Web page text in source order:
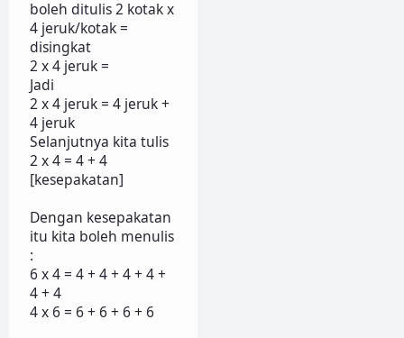
boleh ditulis 2 kotak x
4 jeruk/kotak =
disingkat
2 x 4 jeruk =
Jadi
2 x 4 jeruk = 4 jeruk +
4 jeruk
Selanjutnya kita tulis
2 x 4 = 4 + 4
[kesepakatan]
Dengan kesepakatan
itu kita boleh menulis
:
6 x 4 = 4 + 4 + 4 + 4 +
4 + 4
4 x 6 = 6 + 6 + 6 + 6